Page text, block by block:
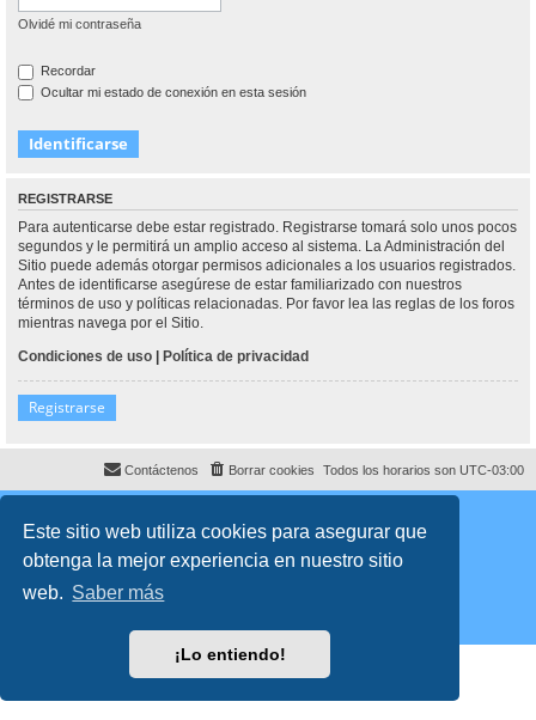
Este sitio web utiliza cookies para asegurar que
obtenga la mejor experiencia en nuestro sitio
web. Saber más
¡Lo entiendo!
Olvidé mi contraseña
Recordar
Ocultar mi estado de conexión en esta sesión
REGISTRARSE
Para autenticarse debe estar registrado. Registrarse tomará solo unos pocos
segundos y le permitirá un amplio acceso al sistema. La Administración del
Sitio puede además otorgar permisos adicionales a los usuarios registrados.
Antes de identificarse asegúrese de estar familiarizado con nuestros
términos de uso y políticas relacionadas. Por favor lea las reglas de los foros
mientras navega por el Sitio.
Condiciones de uso | Política de privacidad
Registrarse
Todos los horarios son UTC-03:00
Borrar cookies
Contáctenos
Traducción al español porphpBB España
Abogados Argentinos
Privacidad|Condiciones